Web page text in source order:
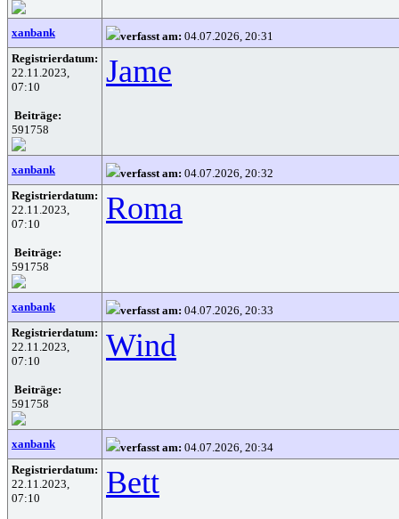
xanbank verfasst am: 04.07.2026, 20:31
Registrierdatum:
22.11.2023,
07:10
Beiträge:
591758
Jame
xanbank verfasst am: 04.07.2026, 20:32
Registrierdatum:
22.11.2023,
07:10
Beiträge:
591758
Roma
xanbank verfasst am: 04.07.2026, 20:33
Registrierdatum:
22.11.2023,
07:10
Beiträge:
591758
Wind
xanbank verfasst am: 04.07.2026, 20:34
Registrierdatum:
22.11.2023,
07:10
Bett